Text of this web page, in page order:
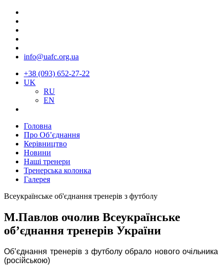
info@uafc.org.ua
+38 (093) 652-27-22
UK
RU
EN
Головна
Про Об’єднання
Керівництво
Новини
Наші тренери
Тренерська колонка
Галерея
Всеукраїнське об'єднання тренерів з футболу
М.Павлов очолив Всеукраїнське
об’єднання тренерів України
Об’єднання тренерів з футболу обрало нового очільника
(російською)